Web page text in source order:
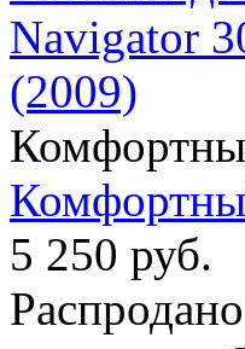
5 250 руб.
Распродано